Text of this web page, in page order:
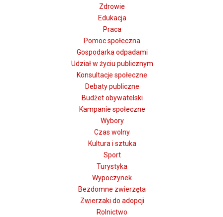
Zdrowie
Edukacja
Praca
Pomoc społeczna
Gospodarka odpadami
Udział w życiu publicznym
Konsultacje społeczne
Debaty publiczne
Budżet obywatelski
Kampanie społeczne
Wybory
Czas wolny
Kultura i sztuka
Sport
Turystyka
Wypoczynek
Bezdomne zwierzęta
Zwierzaki do adopcji
Rolnictwo